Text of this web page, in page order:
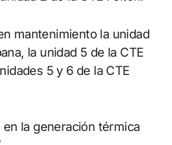
mantenimiento la unidad
la unidad 5 de la CTE
5 y 6 de la CTE
la generación térmica